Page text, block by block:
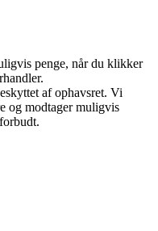
penge, når du klikker
af ophavsret. Vi
og modtager muligvis